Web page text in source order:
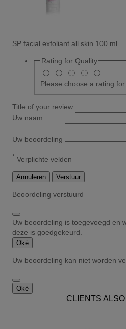
SP facial exfoliant all skin 100 ml
Rating for Quality
Please choose a rating
Title of your review
Uw naam
Uw beoordeling
* Verplichte velden
Annuleren Verstuur
Beoordeling verstuurd
Uw beoordeling is toegevoegd en
deze is goedgekeurd.
Oké
Uw beoordeling kan niet worden
Oké
CLIENTS